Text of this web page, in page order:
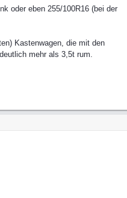
oder eben 255/100R16 (bei der
Kastenwagen, die mit den
mehr als 3,5t rum.